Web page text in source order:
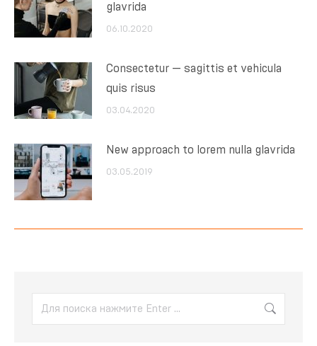
glavrida
06.10.2020
Consectetur — sagittis et vehicula
quis risus
03.04.2020
New approach to lorem nulla glavrida
03.05.2019